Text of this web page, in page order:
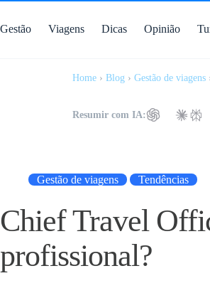
Gestão Viagens Dicas Opinião
Home › Blog › Gestão de viagens
Resumir com IA:
Gestão de viagens Tendências
Chief Travel
profissional?